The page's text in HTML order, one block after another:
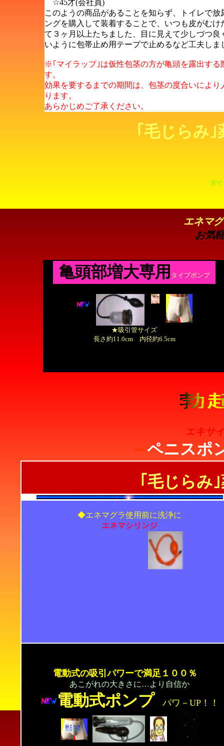
☆45才(会社員)
このようの商品があることを知らず、トイレで
ングを購入して装着することで、いつも皮がむ
て３ヶ月以上たちました、目に見えて少しづつ
いように包帯止め用テープで止めるなど工夫し
※｢マイラップ｣は仮性包茎の方が亀頭を露出す
す。
効果を要するまでの期間は、包茎の度合いによ
ります。
あらかじめご了承ください。
｢毛じらみ
ダ
エネマ
お気
亀頭部増大専用 タイプポンプ
★吸引管サイズ
長さ約11.0cm 内径約6.5cm
エキサ
～ペニスポ
｢毛じらみ
◆エネマグラ使用前に洗浄に
エネマシリンジ
電動式の吸引パワーで満足１００％
あこがれの大きさに…より自信か
電動式ポンプ パワ－UP！！